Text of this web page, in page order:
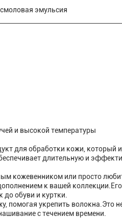
эмульсия
и высокой температуры
для обработки кожи, который
длительную и
кожевенником или просто
к вашей
обуви и куртки.
помогая укрепить волокна.Это
с течением времени.